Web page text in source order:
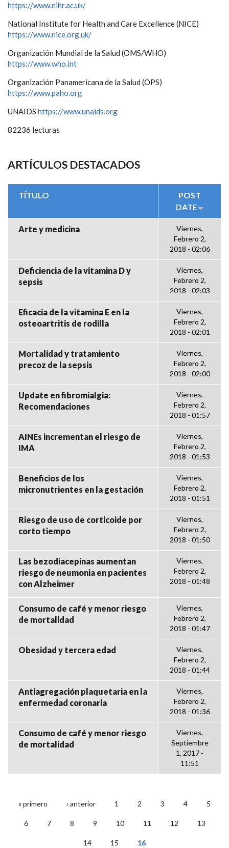
https://www.nihr.ac.uk/
National Institute for Health and Care Excellence (NICE)
https://www.nice.org.uk/
Organización Mundial de la Salud (OMS/WHO)
https://www.who.int
Organización Panamericana de la Salud (OPS)
https://www.paho.org
UNAIDS https://www.unaids.org
82236 lecturas
ARTÍCULOS DESTACADOS
TÍTULO
POST
DATE
Arte y medicina
Viernes,
Febrero 2,
2018 - 02:06
Deficiencia de la vitamina D y
sepsis
Viernes,
Febrero 2,
2018 - 02:03
Eficacia de la vitamina E en la
osteoartritis de rodilla
Viernes,
Febrero 2,
2018 - 02:01
Mortalidad y tratamiento
precoz de la sepsis
Viernes,
Febrero 2,
2018 - 02:00
Update en fibromialgia:
Recomendaciones
Viernes,
Febrero 2,
2018 - 01:57
AINEs incrementan el riesgo de
IMA
Viernes,
Febrero 2,
2018 - 01:53
Beneficios de los
micronutrientes en la gestación
Viernes,
Febrero 2,
2018 - 01:51
Riesgo de uso de corticoide por
corto tiempo
Viernes,
Febrero 2,
2018 - 01:50
Las bezodiacepinas aumentan
riesgo de neumonia en pacientes
con Alzheimer
Viernes,
Febrero 2,
2018 - 01:48
Consumo de café y menor riesgo
de mortalidad
Viernes,
Febrero 2,
2018 - 01:47
Obesidad y tercera edad
Viernes,
Febrero 2,
2018 - 01:44
Antiagregación plaquetaria en la
enfermedad coronaria
Viernes,
Febrero 2,
2018 - 01:36
Consumo de café y menor riesgo
de mortalidad
Viernes,
Septiembre
1, 2017 -
11:51
PÁGINAS
« primero ‹ anterior 1 2 3 4 5
6 7 8 9 10 11 12 13
14 15 16